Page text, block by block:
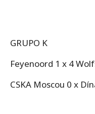
GRUPO K
Feyenoord 1 x 4
CSKA Moscou 0 x